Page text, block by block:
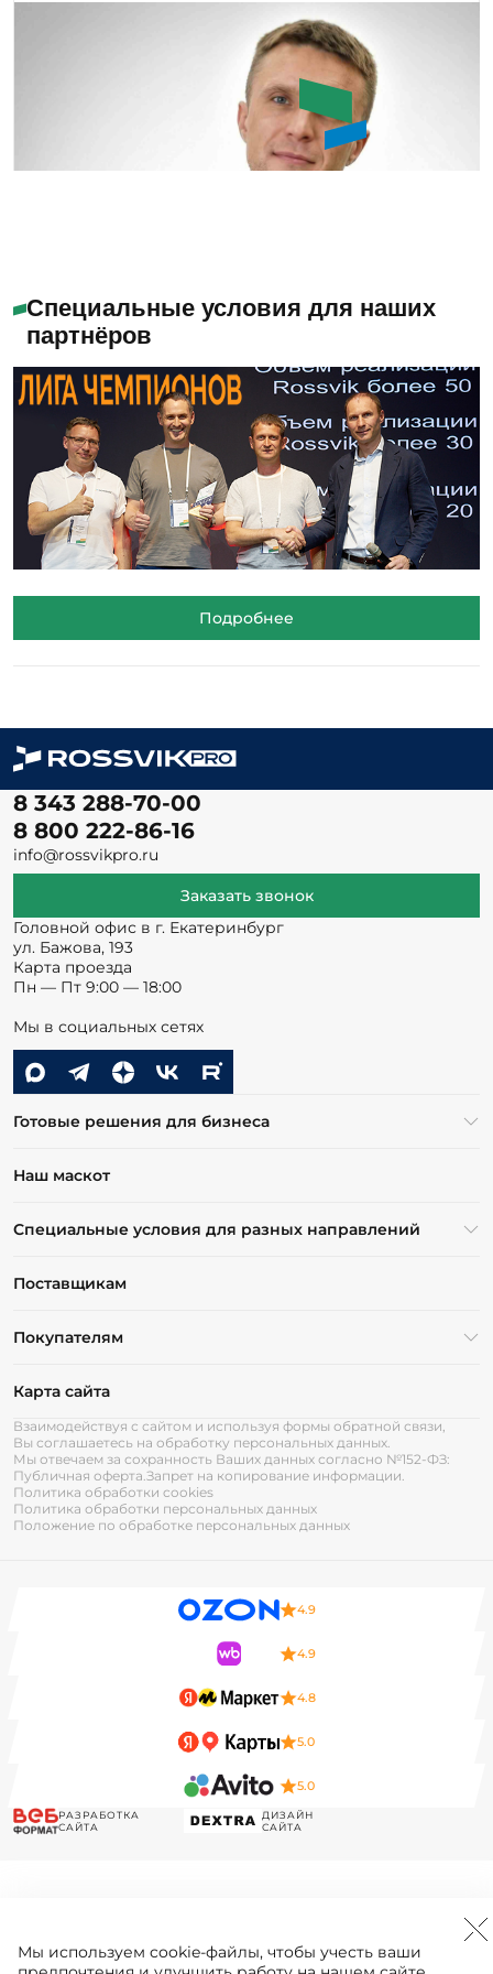
Специальные условия для наших
партнёров
Подробнее
8 343 288-70-00
8 800 222-86-16
info@rossvikpro.ru
Заказать звонок
Головной офис в г. Екатеринбург
ул. Бажова, 193
Карта проезда
Пн — Пт 9:00 — 18:00
Мы в социальных сетях
Готовые решения для бизнеса
Наш маскот
Специальные условия для разных направлений
Поставщикам
Покупателям
Карта сайта
Взаимодействуя с сайтом и используя формы обратной связи,
Вы соглашаетесь на обработку персональных данных.
Мы отвечаем за сохранность Ваших данных согласно №152-ФЗ:
Публичная оферта.Запрет на копирование информации.
Политика обработки cookies
Политика обработки персональных данных
Положение по обработке персональных данных
4.9
4.9
4.8
5.0
5.0
РАЗРАБОТКА
САЙТА
ДИЗАЙН
САЙТА
Мы используем cookie-файлы, чтобы учесть ваши